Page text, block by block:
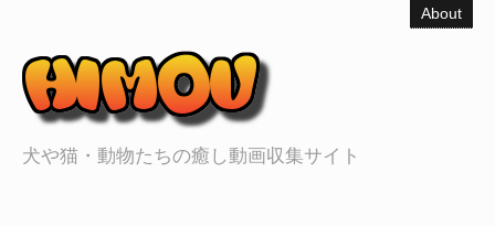
About
犬や猫・動物たちの癒し動画収集サイト